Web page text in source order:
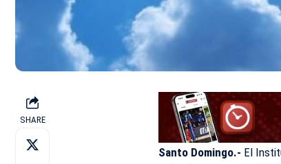
SHARE
Santo Domingo.- El